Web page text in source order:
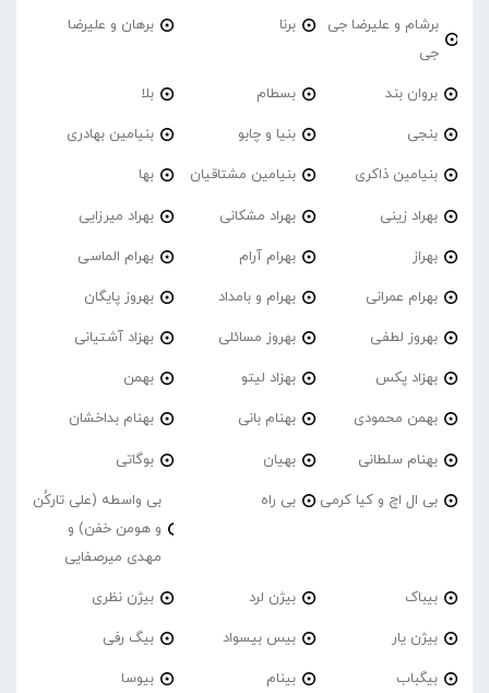
برشام و علیرضا جی
جی
برنا برهان و علیرضا
بروان بند بسطام بلا
بنجی بنیا و چابو بنیامین بهادری
بنیامین ذاکری بنیامین مشتاقیان بها
بهراد زینی بهراد مشکانی بهراد میرزایی
بهراز بهرام آرام بهرام الماسی
بهرام عمرانی بهرام و بامداد بهروز پایگان
بهروز لطفی بهروز مسائلی بهزاد آشتیانی
بهزاد پکس بهزاد لیتو بهمن
بهمن محمودی بهنام بانی بهنام بداخشان
بهنام سلطانی بهیان بوگاتی
بی ال اچ و کیا کرمی بی راه
بی واسطه (علی تارکُن
و هومن خفن) و
مهدی میرصفایی
بیباک بیژن لرد بیژن نظری
بیژن یار بیس بیسواد بیگ رفی
بیگباب بینام بیوسا